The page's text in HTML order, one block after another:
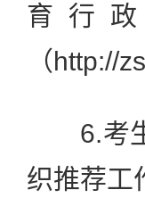
育行
（http://
6.考生
织推荐工